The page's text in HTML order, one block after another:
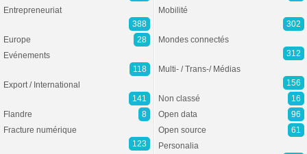
Entrepreneuriat
388
Europe
28
Evénements
118
Export / International
141
Flandre
8
Fracture numérique
123
Mobilité
302
Mondes connectés
312
Multi- / Trans-/ Médias
156
Non classé
16
Open data
96
Open source
61
Personalia